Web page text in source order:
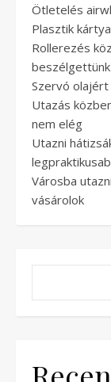
Ötletelés
Plasztik
Rollerezés
beszélgettünk
Szervó
Utazás
nem elég
Utazni
Városba
vásárolok